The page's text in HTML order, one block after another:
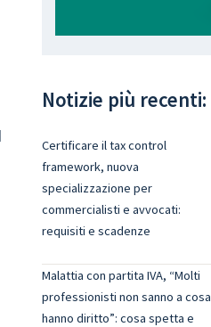
Notizie più recenti:
Certificare il tax control
framework, nuova
specializzazione per
commercialisti e avvocati:
requisiti e scadenze
Malattia con partita IVA, “Molti
professionisti non sanno a cosa
hanno diritto”: cosa spetta e